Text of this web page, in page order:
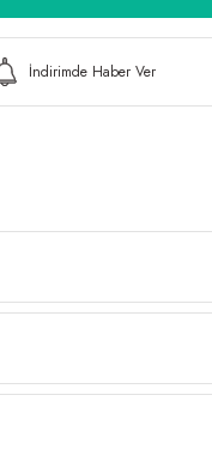
İndirimde Haber Ver